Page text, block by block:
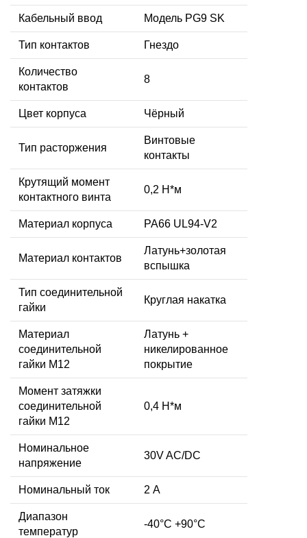
Кабельный ввод Модель PG9 SK
Тип контактов Гнездо
Количество
контактов
8
Цвет корпуса Чёрный
Тип расторжения
Винтовые
контакты
Крутящий момент
контактного винта
0,2 Н*м
Материал корпуса PA66 UL94-V2
Материал контактов
Латунь+золотая
вспышка
Тип соединительной
гайки
Круглая накатка
Материал
соединительной
гайки M12
Латунь +
никелированное
покрытие
Момент затяжки
соединительной
гайки M12
0,4 Н*м
Номинальное
напряжение
30V AC/DC
Номинальный ток 2 А
Диапазон
температур
-40°C +90°C